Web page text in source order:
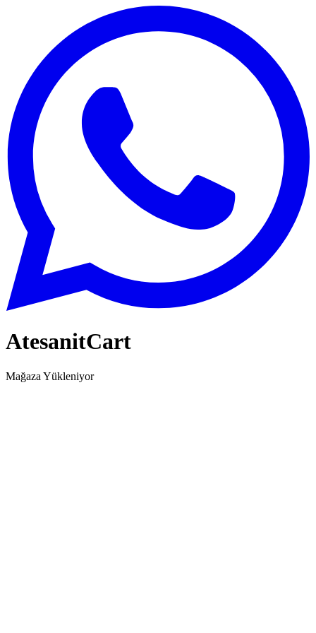
AtesanitCart
Mağaza Yükleniyor